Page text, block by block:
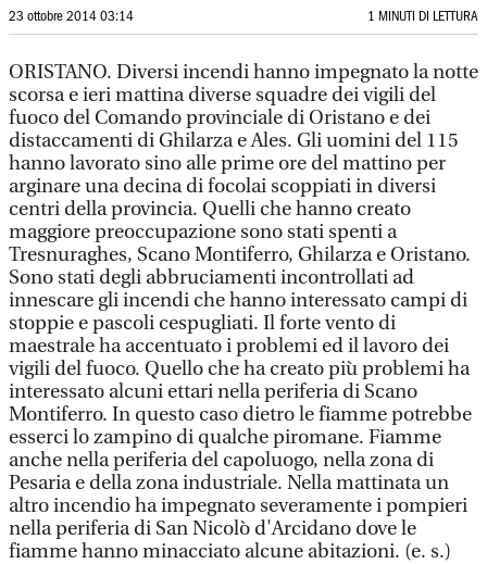
23 ottobre 2014 03:14 1 MINUTI DI LETTURA
ORISTANO. Diversi incendi hanno impegnato la notte
scorsa e ieri mattina diverse squadre dei vigili del
fuoco del Comando provinciale di Oristano e dei
distaccamenti di Ghilarza e Ales. Gli uomini del 115
hanno lavorato sino alle prime ore del mattino per
arginare una decina di focolai scoppiati in diversi
centri della provincia. Quelli che hanno creato
maggiore preoccupazione sono stati spenti a
Tresnuraghes, Scano Montiferro, Ghilarza e Oristano.
Sono stati degli abbruciamenti incontrollati ad
innescare gli incendi che hanno interessato campi di
stoppie e pascoli cespugliati. Il forte vento di
maestrale ha accentuato i problemi ed il lavoro dei
vigili del fuoco. Quello che ha creato più problemi ha
interessato alcuni ettari nella periferia di Scano
Montiferro. In questo caso dietro le fiamme potrebbe
esserci lo zampino di qualche piromane. Fiamme
anche nella periferia del capoluogo, nella zona di
Pesaria e della zona industriale. Nella mattinata un
altro incendio ha impegnato severamente i pompieri
nella periferia di San Nicolò d'Arcidano dove le
fiamme hanno minacciato alcune abitazioni. (e. s.)